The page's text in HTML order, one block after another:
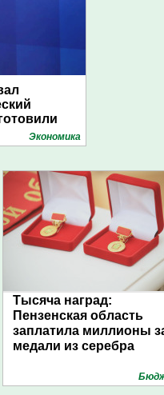
Экономика
Тысяча наград:
Пензенская область
заплатила миллионы
медали из серебра